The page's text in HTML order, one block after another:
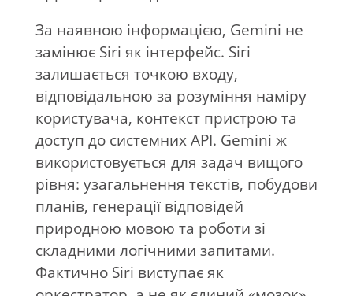
За наявною інформацією, Gemini не
замінює Siri як інтерфейс. Siri
залишається точкою входу,
відповідальною за розуміння наміру
користувача, контекст пристрою та
доступ до системних API. Gemini ж
використовується для задач вищого
рівня: узагальнення текстів, побудови
планів, генерації відповідей
природною мовою та роботи зі
складними логічними запитами.
Фактично Siri виступає як